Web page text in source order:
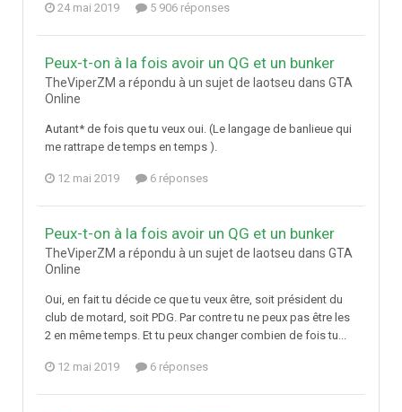
24 mai 2019 5 906 réponses
Peux-t-on à la fois avoir un QG et un bunker
TheViperZM a répondu à un sujet de laotseu dans GTA
Online
Autant* de fois que tu veux oui. (Le langage de banlieue qui
me rattrape de temps en temps ).
12 mai 2019 6 réponses
Peux-t-on à la fois avoir un QG et un bunker
TheViperZM a répondu à un sujet de laotseu dans GTA
Online
Oui, en fait tu décide ce que tu veux être, soit président du
club de motard, soit PDG. Par contre tu ne peux pas être les
2 en même temps. Et tu peux changer combien de fois tu...
12 mai 2019 6 réponses